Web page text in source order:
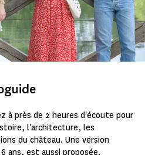
à près de 2 heures d'écoute pour
l'architecture, les
du château. Une version
ans, est aussi proposée.